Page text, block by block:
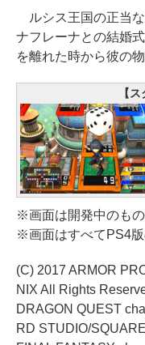
ルシス王国の正当
ナフレーナとの結婚
を離れた時から彼の
【
※画面は開発中のもの
※画面はすべてPS4版
(C) 2017 ARMOR
NIX All Rights
DRAGON QUEST
RD STUDIO/